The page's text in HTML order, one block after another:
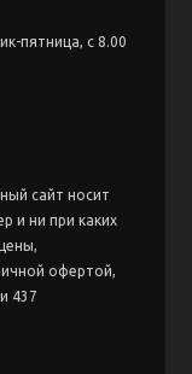
пятница, с 8.00
сайт носит
и ни при каких
офертой,
437